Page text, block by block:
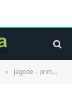
» Jagode – primamljivo voće